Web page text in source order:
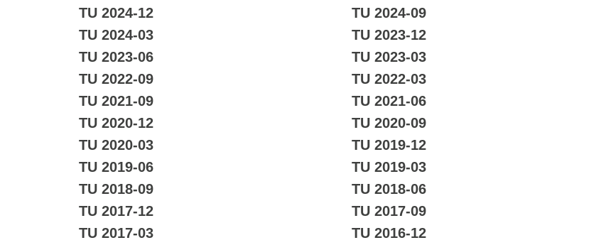
TU 2024-12
TU 2024-09
TU 2024-03
TU 2023-12
TU 2023-06
TU 2023-03
TU 2022-09
TU 2022-03
TU 2021-09
TU 2021-06
TU 2020-12
TU 2020-09
TU 2020-03
TU 2019-12
TU 2019-06
TU 2019-03
TU 2018-09
TU 2018-06
TU 2017-12
TU 2017-09
TU 2017-03
TU 2016-12